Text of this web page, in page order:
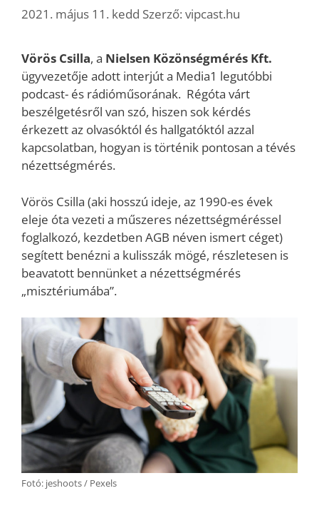
2021. május 11. kedd Szerző: vipcast.hu
Vörös Csilla, a Nielsen Közönségmérés Kft.
ügyvezetője adott interjút a Media1 legutóbbi
podcast- és rádióműsorának. Régóta várt
beszélgetésről van szó, hiszen sok kérdés
érkezett az olvasóktól és hallgatóktól azzal
kapcsolatban, hogyan is történik pontosan a tévés
nézettségmérés.
Vörös Csilla (aki hosszú ideje, az 1990-es évek
eleje óta vezeti a műszeres nézettségméréssel
foglalkozó, kezdetben AGB néven ismert céget)
segített benézni a kulisszák mögé, részletesen is
beavatott bennünket a nézettségmérés
„misztériumába”.
Fotó: jeshoots / Pexels